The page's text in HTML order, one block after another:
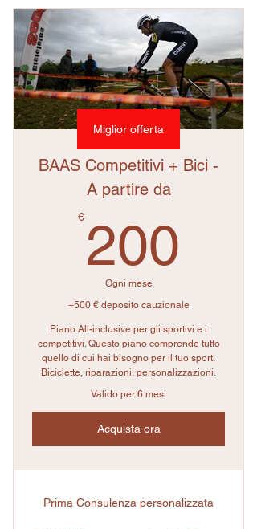
Miglior offerta
BAAS Competitivi + Bici -
A partire da
€ 200
Ogni mese
+500 € deposito cauzionale
Piano All-inclusive per gli sportivi e i
competitivi. Questo piano comprende tutto
quello di cui hai bisogno per il tuo sport.
Biciclette, riparazioni, personalizzazioni.
Valido per 6 mesi
Acquista ora
Prima Consulenza personalizzata